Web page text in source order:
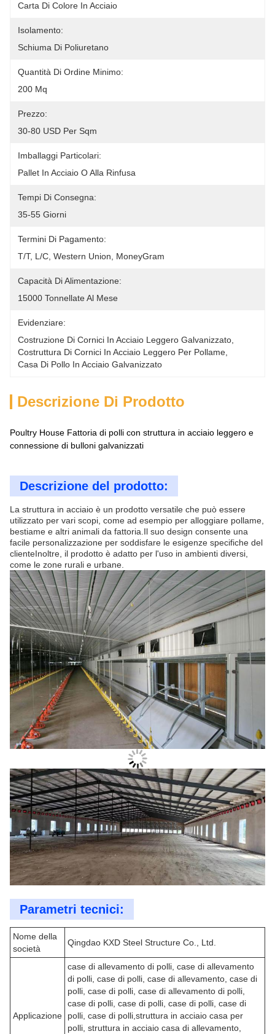
Carta Di Colore In Acciaio
Isolamento:
Schiuma Di Poliuretano
Quantità Di Ordine Minimo:
200 Mq
Prezzo:
30-80 USD Per Sqm
Imballaggi Particolari:
Pallet In Acciaio O Alla Rinfusa
Tempi Di Consegna:
35-55 Giorni
Termini Di Pagamento:
T/T, L/C, Western Union, MoneyGram
Capacità Di Alimentazione:
15000 Tonnellate Al Mese
Evidenziare:
Costruzione Di Cornici In Acciaio Leggero Galvanizzato
Costruttura Di Cornici In Acciaio Leggero Per Pollame
Casa Di Pollo In Acciaio Galvanizzato
Descrizione Di Prodotto
Poultry House Fattoria di polli con struttura in acciaio leggero e
connessione di bulloni galvanizzati
Descrizione del prodotto:
La struttura in acciaio è un prodotto versatile che può essere
utilizzato per vari scopi, come ad esempio per alloggiare pollame,
bestiame e altri animali da fattoria.Il suo design consente una
facile personalizzazione per soddisfare le esigenze specifiche del
clienteInoltre, il prodotto è adatto per l'uso in ambienti diversi,
come le zone rurali e urbane.
Parametri tecnici:
Nome della
società
Qingdao KXD Steel Structure Co., Ltd.
Applicazione
case di allevamento di polli, case di allevamento
di polli, case di polli, case di allevamento, case di
polli, case di polli, case di allevamento di polli,
case di polli, case di polli, case di polli, case di
polli, case di polli,struttura in acciaio casa per
polli, struttura in acciaio casa di allevamento,